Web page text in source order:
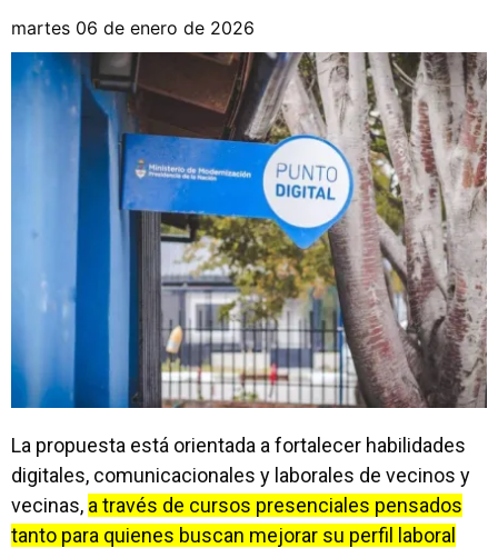
martes 06 de enero de 2026
La propuesta está orientada a fortalecer habilidades
digitales, comunicacionales y laborales de vecinos y
vecinas, a través de cursos presenciales pensados
tanto para quienes buscan mejorar su perfil laboral